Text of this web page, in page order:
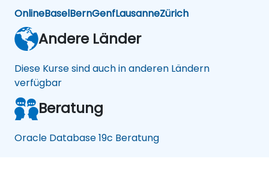
OnlineBaselBernGenfLausanneZürich
Andere Länder
Diese Kurse sind auch in anderen Ländern
verfügbar
Beratung
Oracle Database 19c Beratung